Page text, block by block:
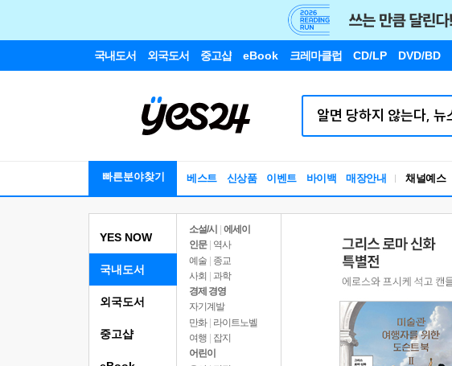
국내도서 외국도서 중고샵 eBook 크레마클럽 CD/LP DVD/BD
빠른분야찾기 베스트 신상품 이벤트 바이백 매장안내 채널예스
YES NOW
국내도서
소설/시
에세이
인문
역사
예술 | 종교
사회 | 과학
경제 경영
자기계발
만화 | 라이트노벨
여행
잡지
어린이
외국도서
중고샵